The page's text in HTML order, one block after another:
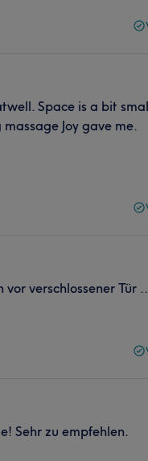
Space is a bit
Joy gave me.
verschlossener Tür ..
Sehr zu empfehlen.